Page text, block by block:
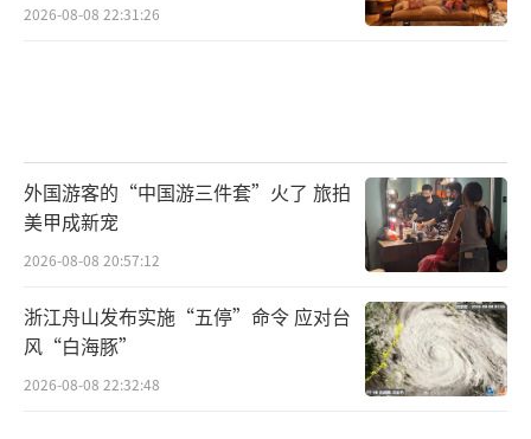
2026-08-08 22:31:26
外国游客的“中国游三件套”火了 旅拍
美甲成新宠
2026-08-08 20:57:12
浙江舟山发布实施“五停”命令 应对台
风“白海豚”
2026-08-08 22:32:48